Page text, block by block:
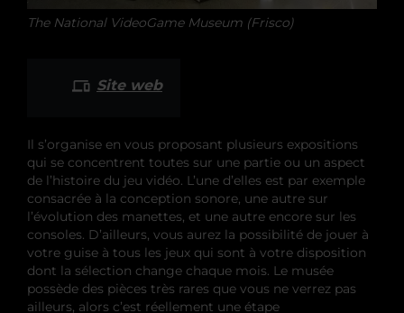
The National VideoGame Museum (Frisco)
Site web
Il s’organise en vous proposant plusieurs expositions
qui se concentrent toutes sur une partie ou un aspect
de l’histoire du jeu vidéo. L’une d’elles est par exemple
consacrée à la conception sonore, une autre sur
l’évolution des manettes, et une autre encore sur les
consoles. D’ailleurs, vous aurez la possibilité de jouer à
votre guise à tous les jeux qui sont à votre disposition
dont la sélection change chaque mois. Le musée
possède des pièces très rares que vous ne verrez pas
ailleurs, alors c’est réellement une étape